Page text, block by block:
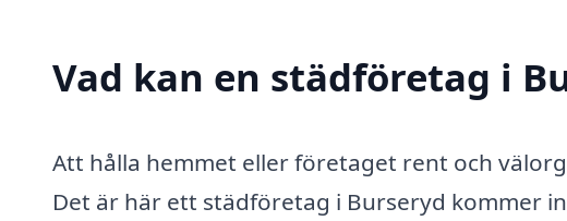
Vad kan en städföretag i
Att hålla hemmet eller företaget rent och
Det är här ett städföretag i Burseryd kommer